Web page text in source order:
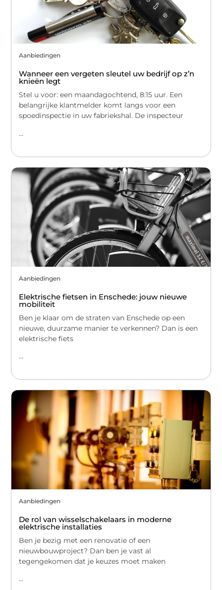
Aanbiedingen
Wanneer een vergeten sleutel uw bedrijf op z’n
knieën legt
Stel u voor: een maandagochtend, 8:15 uur. Een
belangrijke klantmelder komt langs voor een
spoedinspectie in uw fabriekshal. De inspecteur
...
Aanbiedingen
Elektrische fietsen in Enschede: jouw nieuwe
mobiliteit
Ben je klaar om de straten van Enschede op een
nieuwe, duurzame manier te verkennen? Dan is een
elektrische fiets
...
Aanbiedingen
De rol van wisselschakelaars in moderne
elektrische installaties
Ben je bezig met een renovatie of een
nieuwbouwproject? Dan ben je vast al
tegengekomen dat je keuzes moet maken
...